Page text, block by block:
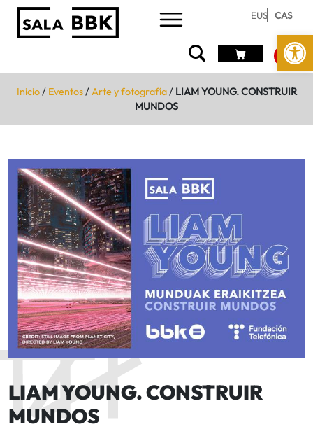
Abrir
EUS CAS
Inicio/ Eventos/Arte y fotografía/ LIAM YOUNG. CONSTRUIR
MUNDOS
LIAM YOUNG. CONSTRUIR
MUNDOS